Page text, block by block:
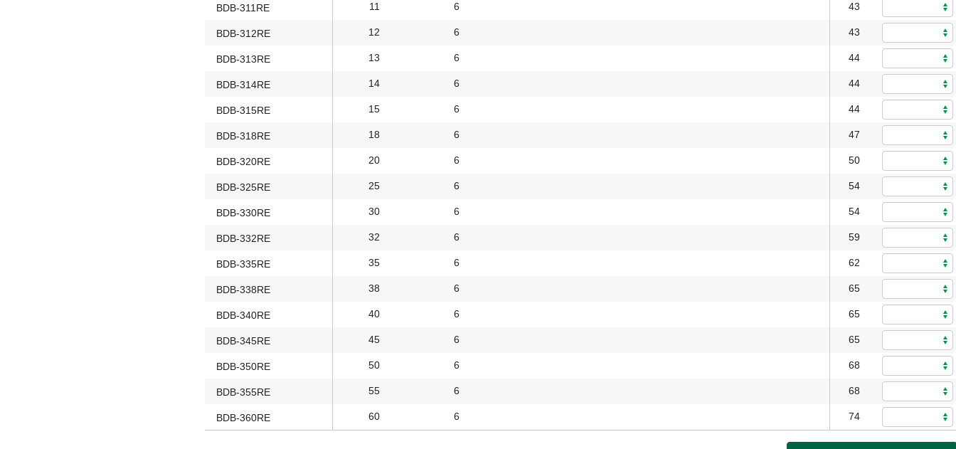
BDB-311RE 11 6 43
BDB-312RE 12 6 43
BDB-313RE 13 6 44
BDB-314RE 14 6 44
BDB-315RE 15 6 44
BDB-318RE 18 6 47
BDB-320RE 20 6 50
BDB-325RE 25 6 54
BDB-330RE 30 6 54
BDB-332RE 32 6 59
BDB-335RE 35 6 62
BDB-338RE 38 6 65
BDB-340RE 40 6 65
BDB-345RE 45 6 65
BDB-350RE 50 6 68
BDB-355RE 55 6 68
BDB-360RE 60 6 74